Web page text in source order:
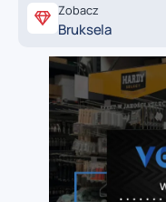
Zobacz
Bruksela